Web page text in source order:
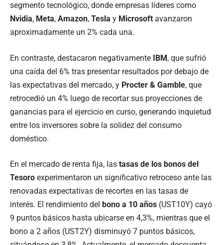
segmento tecnológico, donde empresas líderes como
Nvidia, Meta, Amazon, Tesla y Microsoft avanzaron
aproximadamente un 2% cada una.
En contraste, destacaron negativamente IBM, que sufrió
una caída del 6% tras presentar resultados por debajo de
las expectativas del mercado, y Procter & Gamble, que
retrocedió un 4% luego de recortar sus proyecciones de
ganancias para el ejercicio en curso, generando inquietud
entre los inversores sobre la solidez del consumo
doméstico.
En el mercado de renta fija, las tasas de los bonos del
Tesoro experimentaron un significativo retroceso ante las
renovadas expectativas de recortes en las tasas de
interés. El rendimiento del bono a 10 años (UST10Y) cayó
9 puntos básicos hasta ubicarse en 4,3%, mientras que el
bono a 2 años (UST2Y) disminuyó 7 puntos básicos,